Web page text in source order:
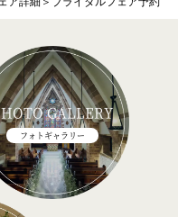
GALLERY
フォトギャラリー